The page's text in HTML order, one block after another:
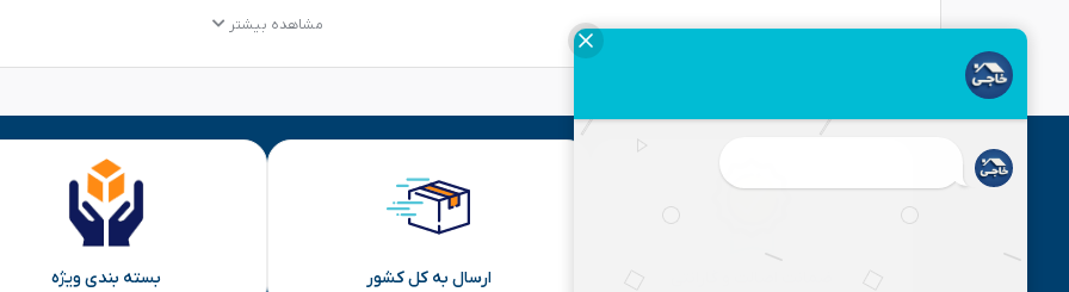
مشاهده بیشتر
ارسال به کل کشور بسته بندی ویژه